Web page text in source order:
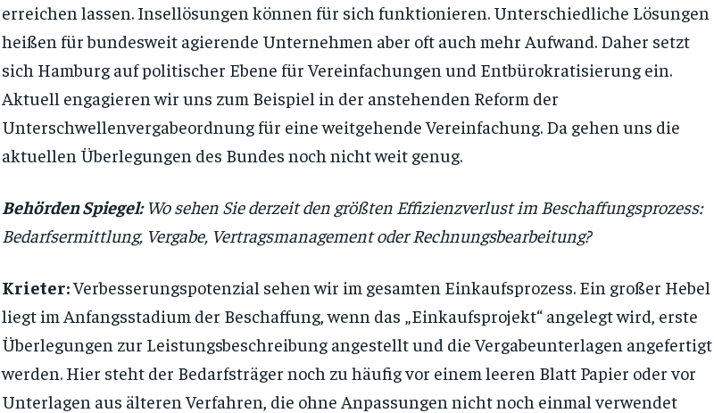
erreichen lassen. Insellösungen können für sich funktionieren. Unterschiedliche Lösungen
heißen für bundesweit agierende Unternehmen aber oft auch mehr Aufwand. Daher setzt
sich Hamburg auf politischer Ebene für Vereinfachungen und Entbürokratisierung ein.
Aktuell engagieren wir uns zum Beispiel in der anstehenden Reform der
Unterschwellenvergabeordnung für eine weitgehende Vereinfachung. Da gehen uns die
aktuellen Überlegungen des Bundes noch nicht weit genug.
Behörden Spiegel:Wo sehen Sie derzeit den größten Effizienzverlust im Beschaffungsprozess:
Bedarfsermittlung, Vergabe, Vertragsmanagement oder Rechnungsbearbeitung?
Krieter:Verbesserungspotenzial sehen wir im gesamten Einkaufsprozess. Ein großer Hebel
liegt im Anfangsstadium der Beschaffung, wenn das „Einkaufsprojekt“ angelegt wird, erste
Überlegungen zur Leistungsbeschreibung angestellt und die Vergabeunterlagen angefertigt
werden. Hier steht der Bedarfsträger noch zu häufig vor einem leeren Blatt Papier oder vor
Unterlagen aus älteren Verfahren, die ohne Anpassungen nicht noch einmal verwendet